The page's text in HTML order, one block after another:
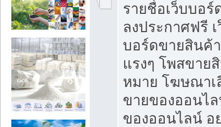
รายชื่อเว็บบอ
ลงประกาศฟรี
บอร์ดขายสินค้
แรงๆ โพสขาย
หมาย โฆษณาเ
ขายของออนไ
ของออนไลน์ อ